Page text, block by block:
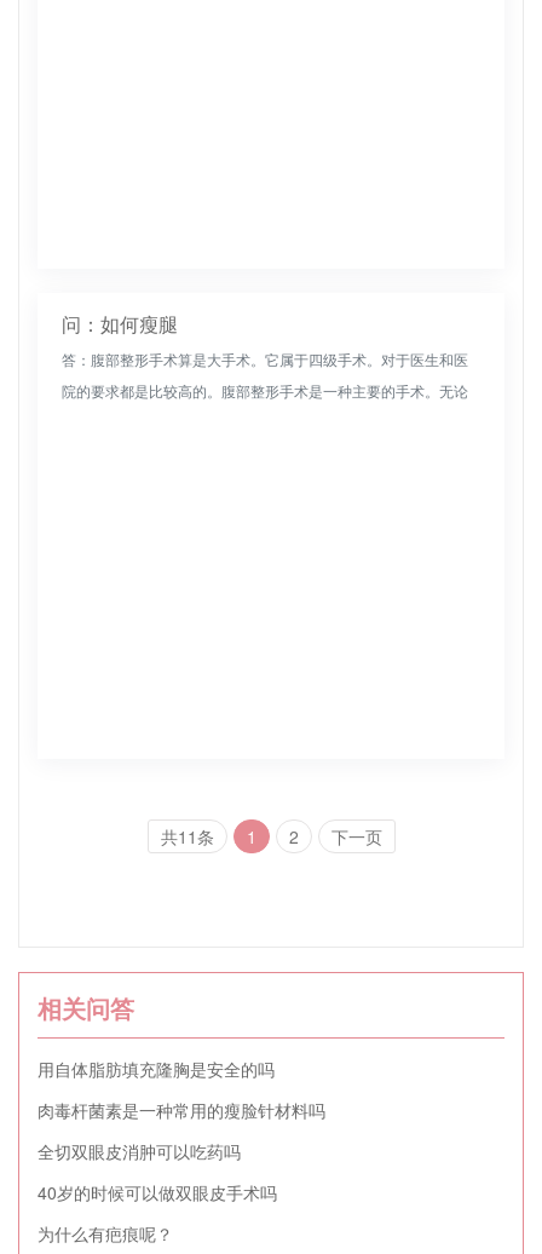
问：如何瘦腿
答：腹部整形手术算是大手术。它属于四级手术。对于医生和医
院的要求都是比较高的。腹部整形手术是一种主要的手术。无论
共11条 1 2 下一页
相关问答
用自体脂肪填充隆胸是安全的吗
肉毒杆菌素是一种常用的瘦脸针材料吗
全切双眼皮消肿可以吃药吗
40岁的时候可以做双眼皮手术吗
为什么有疤痕呢？